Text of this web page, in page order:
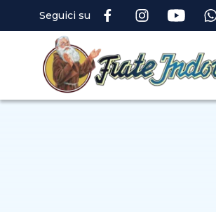
Seguici su